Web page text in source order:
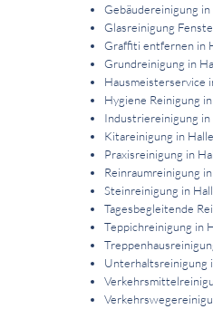
Gebäudereinigung in
Glasreinigung
Graffiti entfernen in
Grundreinigung in
Hausmeisterservice
Hygiene Reinigung
Industriereinigung in
Kitareinigung in Halle
Praxisreinigung in
Reinraumreinigung
Steinreinigung in
Tagesbegleitende
Teppichreinigung in
Unterhaltsreinigung